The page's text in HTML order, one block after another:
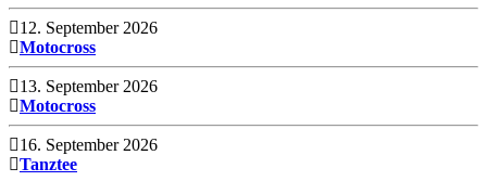
12. September 2026
Motocross
13. September 2026
Motocross
16. September 2026
Tanztee